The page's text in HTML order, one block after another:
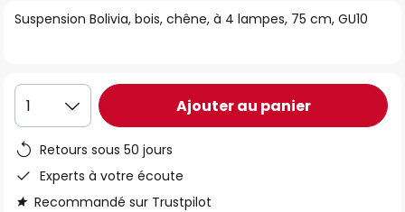
of
gallery
Suspension Bolivia, bois, chêne, à 4 lampes, 75 cm, GU10
1 Ajouter au panier
Retours sous 50 jours
Experts à votre écoute
Recommandé sur Trustpilot